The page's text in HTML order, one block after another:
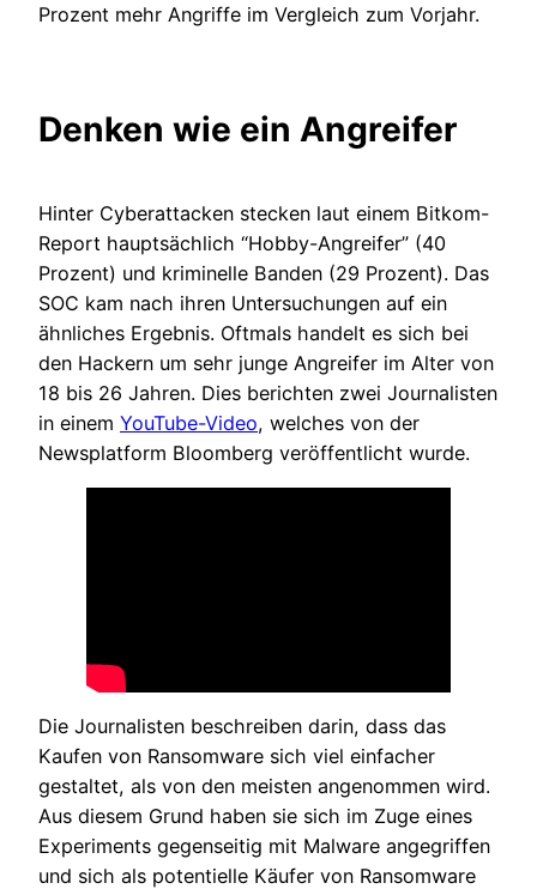
Prozent mehr Angriffe im Vergleich zum Vorjahr.
Denken wie ein Angreifer
Hinter Cyberattacken stecken laut einem Bitkom-
Report hauptsächlich “Hobby-Angreifer” (40
Prozent) und kriminelle Banden (29 Prozent). Das
SOC kam nach ihren Untersuchungen auf ein
ähnliches Ergebnis. Oftmals handelt es sich bei
den Hackern um sehr junge Angreifer im Alter von
18 bis 26 Jahren. Dies berichten zwei Journalisten
in einem YouTube-Video, welches von der
Newsplatform Bloomberg veröffentlicht wurde.
Die Journalisten beschreiben darin, dass das
Kaufen von Ransomware sich viel einfacher
gestaltet, als von den meisten angenommen wird.
Aus diesem Grund haben sie sich im Zuge eines
Experiments gegenseitig mit Malware angegriffen
und sich als potentielle Käufer von Ransomware